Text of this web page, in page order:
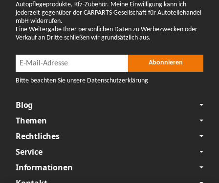
Autopflegeprodukte, Kfz-Zubehör. Meine Einwilligung kann ich
jederzeit gegenüber der CARPARTS Gesellschaft für Autoteilehandel
mbH widerrufen.
Eine Weitergabe Ihrer persönlichen Daten zu Werbezwecken oder
Verkauf an Dritte schließen wir grundsätzlich aus.
Newsletter Abonnieren Abonnieren
Bitte beachten Sie unsere Datenschutzerklärung
Blog
Themen
Rechtliches
Service
Informationen